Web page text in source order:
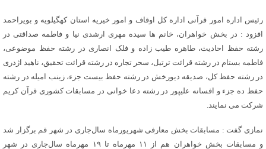
رئیس اداره امور قرآنی اداره کل اوقاف و امور خیریه استان کهگیلویه و بویراحمد
افزود : در بخش خواهران، خانم ها سیده مهری ارشدی نیا و فاطمه صداقتی در
رشته حفظ احادیث، طاهره طیب زاده و فلک انصاری در رشته حفظ موضوعی،
فاطمه بستام در رشته قرائت ترتیل، سحر تجاره در رشته قرائت تحقیق، ناهید اژدری
در رشته حفظ کل، صدیقه دیورخش در رشته حفظ بیست جزء، زینب امیله در رشته
حفظ ده جزء و افسانه علیپور در رشته دعا خوانی در مسابقات کشوری قرآن کریم
شرکت می نمایند.
نمازی گفت : مسابقات بخش معارفی شهریورماه سال‌جاری در شهر قم برگزار شد
و مسابقات بخش خواهران هم از ۱۱ مهرماه تا ۱۹ مهرماه سال‌جاری در شهر